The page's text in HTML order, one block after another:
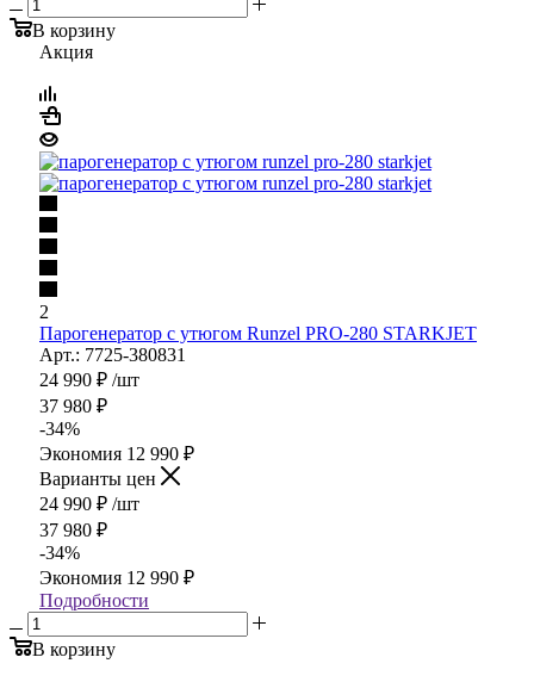
В корзину
Акция
2
Парогенератор с утюгом Runzel PRO-280 STARKJET
Арт.: 7725-380831
24 990 ₽ /шт
37 980 ₽
-34%
Экономия 12 990 ₽
Варианты цен
24 990 ₽ /шт
37 980 ₽
-34%
Экономия 12 990 ₽
Подробности
В корзину